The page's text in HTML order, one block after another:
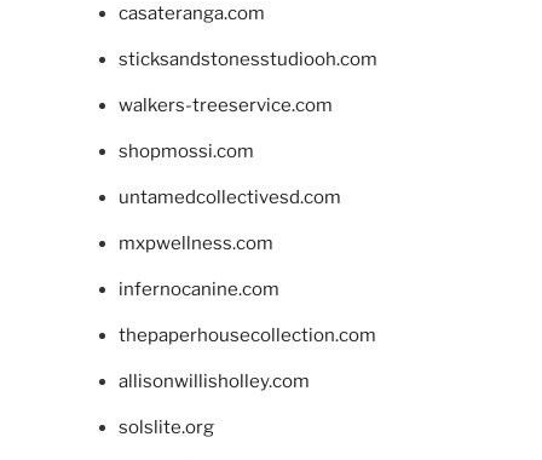
casateranga.com
sticksandstonesstudiooh.com
walkers-treeservice.com
shopmossi.com
untamedcollectivesd.com
mxpwellness.com
infernocanine.com
thepaperhousecollection.com
allisonwillisholley.com
solslite.org